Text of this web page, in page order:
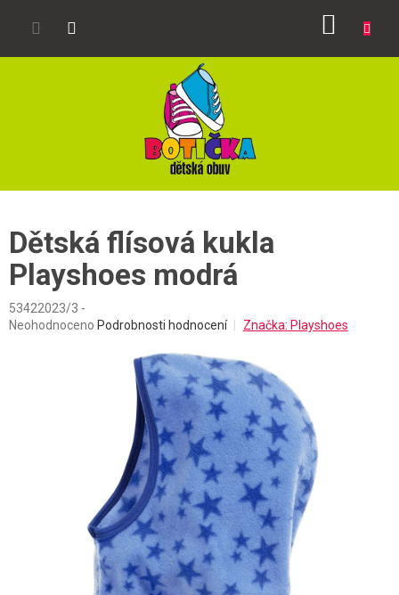
Dětská flísová kukla
Playshoes modrá
53422023/3 -
Průměrné
Neohodnoceno Podrobnosti hodnocení Značka: Playshoes